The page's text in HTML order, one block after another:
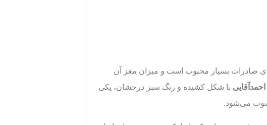
صادرات بسیار محبوب است و میزان مغز آن
با شکل کشیده و رنگ سبز درخشان، یکی
می‌شود.